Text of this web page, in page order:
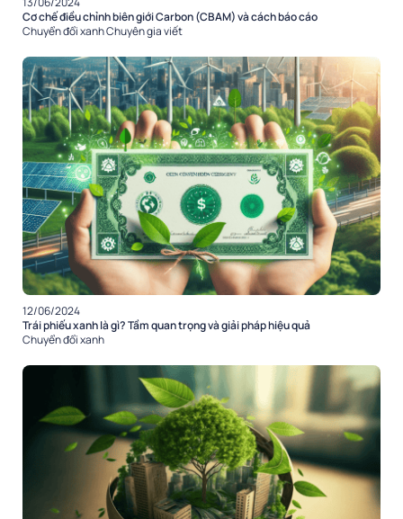
Cơ chế điều chỉnh biên giới Carbon (CBAM) và cách báo cáo
Chuyển đổi xanhChuyên gia viết
12/06/2024
Trái phiếu xanh là gì? Tầm quan trọng và giải pháp hiệu quả
Chuyển đổi xanh